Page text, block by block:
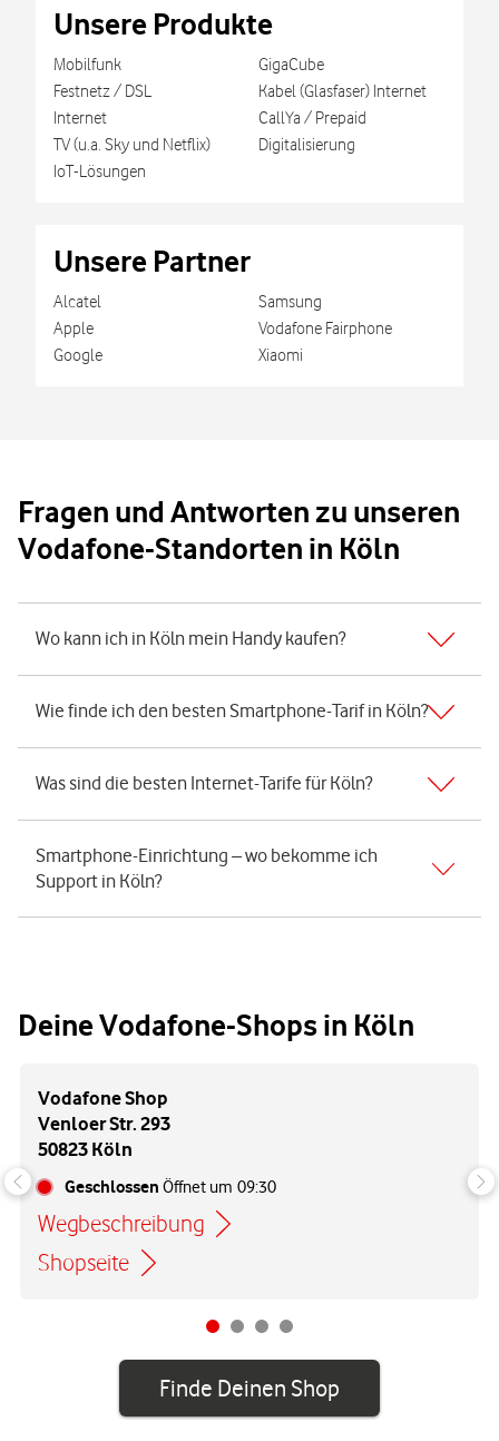
Unsere Produkte
Mobilfunk
Festnetz / DSL
Internet
TV (u.a. Sky und Netflix)
IoT-Lösungen
GigaCube
Kabel (Glasfaser) Internet
CallYa / Prepaid
Digitalisierung
Unsere Partner
Alcatel
Apple
Google
Samsung
Vodafone Fairphone
Xiaomi
Fragen und Antworten zu unseren
Vodafone-Standorten in Köln
Wo kann ich in Köln mein Handy kaufen?
Expand or collapse answer
Wie finde ich den besten Smartphone-Tarif in Köln?
Expand or collapse answer
Was sind die besten Internet-Tarife für Köln?
Expand or collapse answer
Smartphone-Einrichtung – wo bekomme ich
Support in Köln?
Expand or collapse answer
Deine Vodafone-Shops in Köln
Vodafone Shop
Venloer Str. 293
50823 Köln
Geschlossen Öffnet um 09:30
Wegbeschreibung
Link öffnet in einem neuen Tab
Shopseite
Finde Deinen Shop